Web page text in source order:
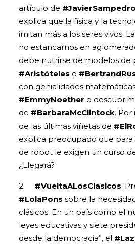
artículo de #JavierSampedro
explica que la física y la
imitan más a los seres vivos.
no estancarnos en
debe nutrirse de modelos de
#Aristóteles o
con genialidades
#EmmyNoether o
de #BarbaraMcClintock. Por
de las últimas viñetas de
explica preocupado que
de robot le exigen un curso
¿Llegará?
2. #VueltaALosClasicos:
#LolaPons sobre la
clásicos. En un país como el
leyes educativas y siete
desde la democracia”, el